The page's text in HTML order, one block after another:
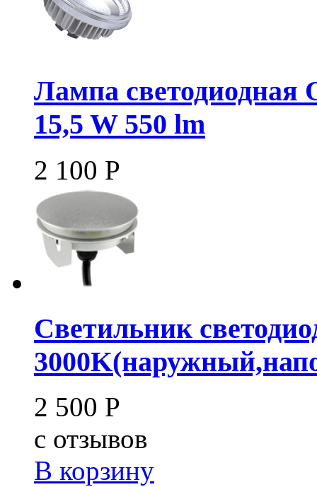
Лампа светодиодная
15,5 W 550 lm
2 100 Р
Светильник
2 500 Р
c отзывов
В корзину